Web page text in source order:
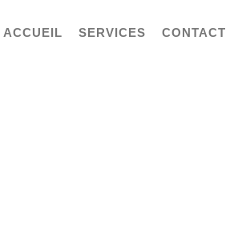
ACCUEIL SERVICES CONTACT